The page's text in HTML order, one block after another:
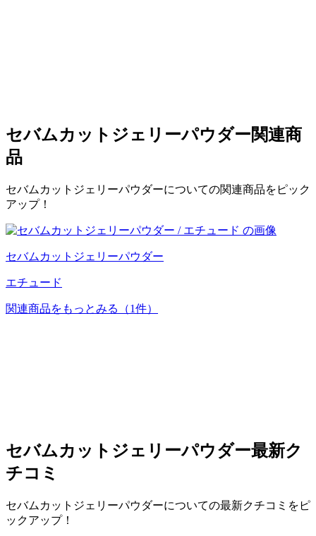
セバムカットジェリーパウダー関連商
品
セバムカットジェリーパウダーについての関連商品をピック
アップ！
セバムカットジェリーパウダー
エチュード
関連商品をもっとみる （1件）
セバムカットジェリーパウダー最新ク
チコミ
セバムカットジェリーパウダーについての最新クチコミをピ
ックアップ！